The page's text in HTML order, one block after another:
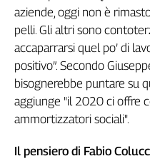
Archivio
Storico
1955-
2014
Cerca
Contatti
aziende, oggi non è
pelli. Gli altri sono
accaparrarsi quel po’ di
positivo”. Secondo
bisognerebbe puntare su
aggiunge "il 2020 ci offre
ammortizzatori sociali".
Il pensiero di Fabio